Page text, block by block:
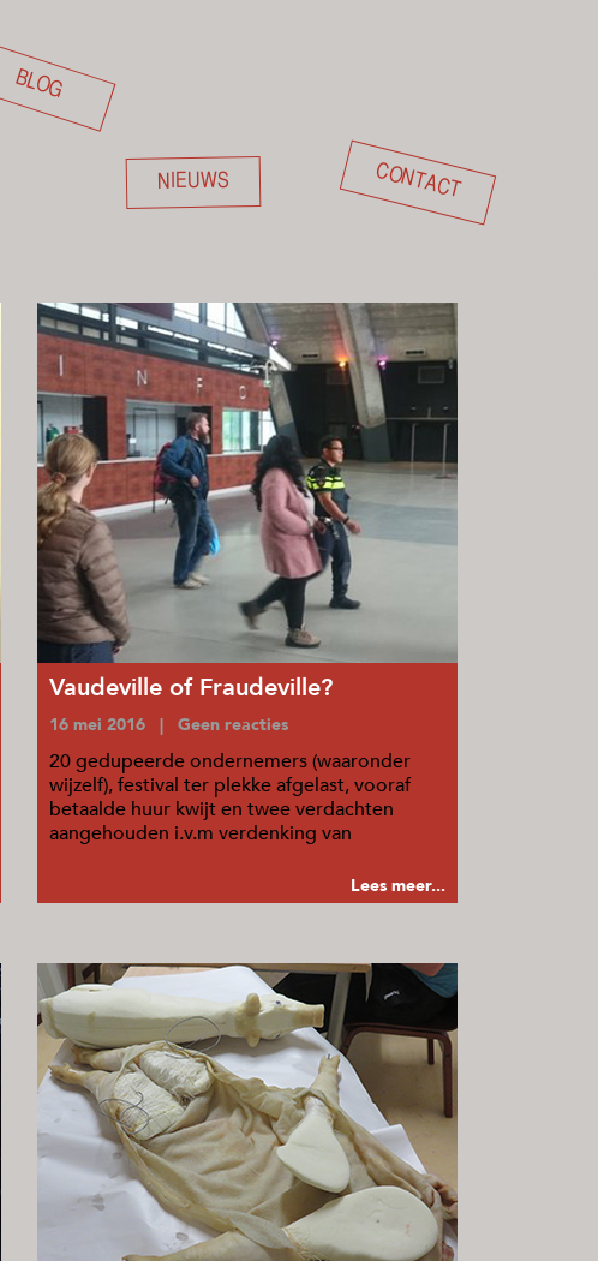
BLOG
NIEUWS CONTACT
Vaudeville of Fraudeville?
16 mei 2016 | Geen reacties
20 gedupeerde ondernemers (waaronder
wijzelf), festival ter plekke afgelast, vooraf
betaalde huur kwijt en twee verdachten
aangehouden i.v.m verdenking van
Lees meer...